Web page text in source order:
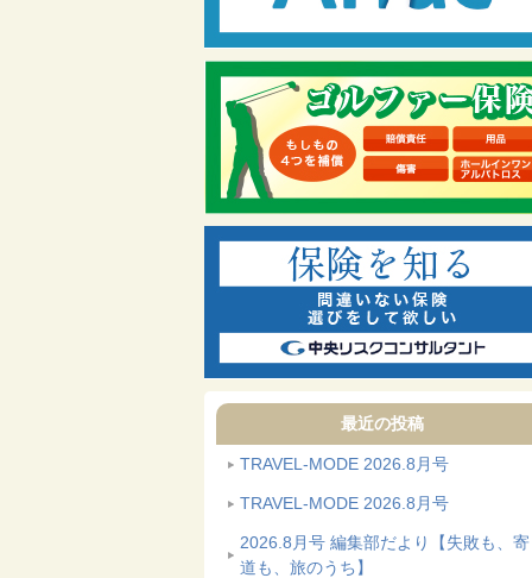
最近の投稿
TRAVEL-MODE 2026.8月号
TRAVEL-MODE 2026.8月号
2026.8月号 編集部だより【失敗も、
道も、旅のうち】